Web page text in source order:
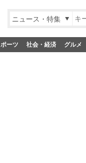
ニュース・特集
ーツ 社会・経済 グルメ